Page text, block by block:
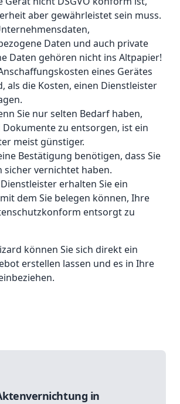
aber gewährleistet sein muss.
Daten und auch private
Daten gehören nicht ins Altpapier!
eines Gerätes
als die Kosten, einen Dienstleister
Sie nur selten Bedarf haben,
zu entsorgen, ist ein
meist günstiger.
Bestätigung benötigen, dass Sie
sicher vernichtet haben.
erhalten Sie ein
dem Sie belegen können, Ihre
entsorgt zu
können Sie sich direkt ein
erstellen lassen und es in Ihre
in